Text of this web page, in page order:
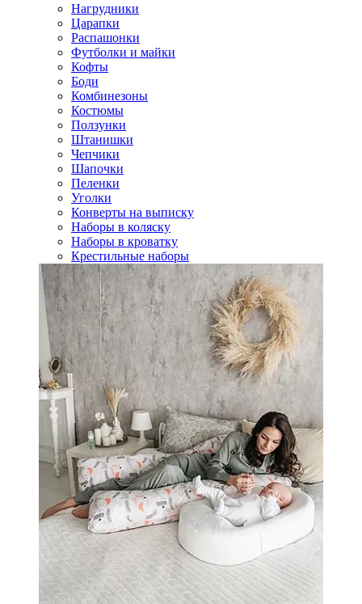
Нагрудники
Царапки
Распашонки
Футболки и майки
Кофты
Боди
Комбинезоны
Костюмы
Ползунки
Штанишки
Чепчики
Шапочки
Пеленки
Уголки
Конверты на выписку
Наборы в коляску
Наборы в кроватку
Крестильные наборы